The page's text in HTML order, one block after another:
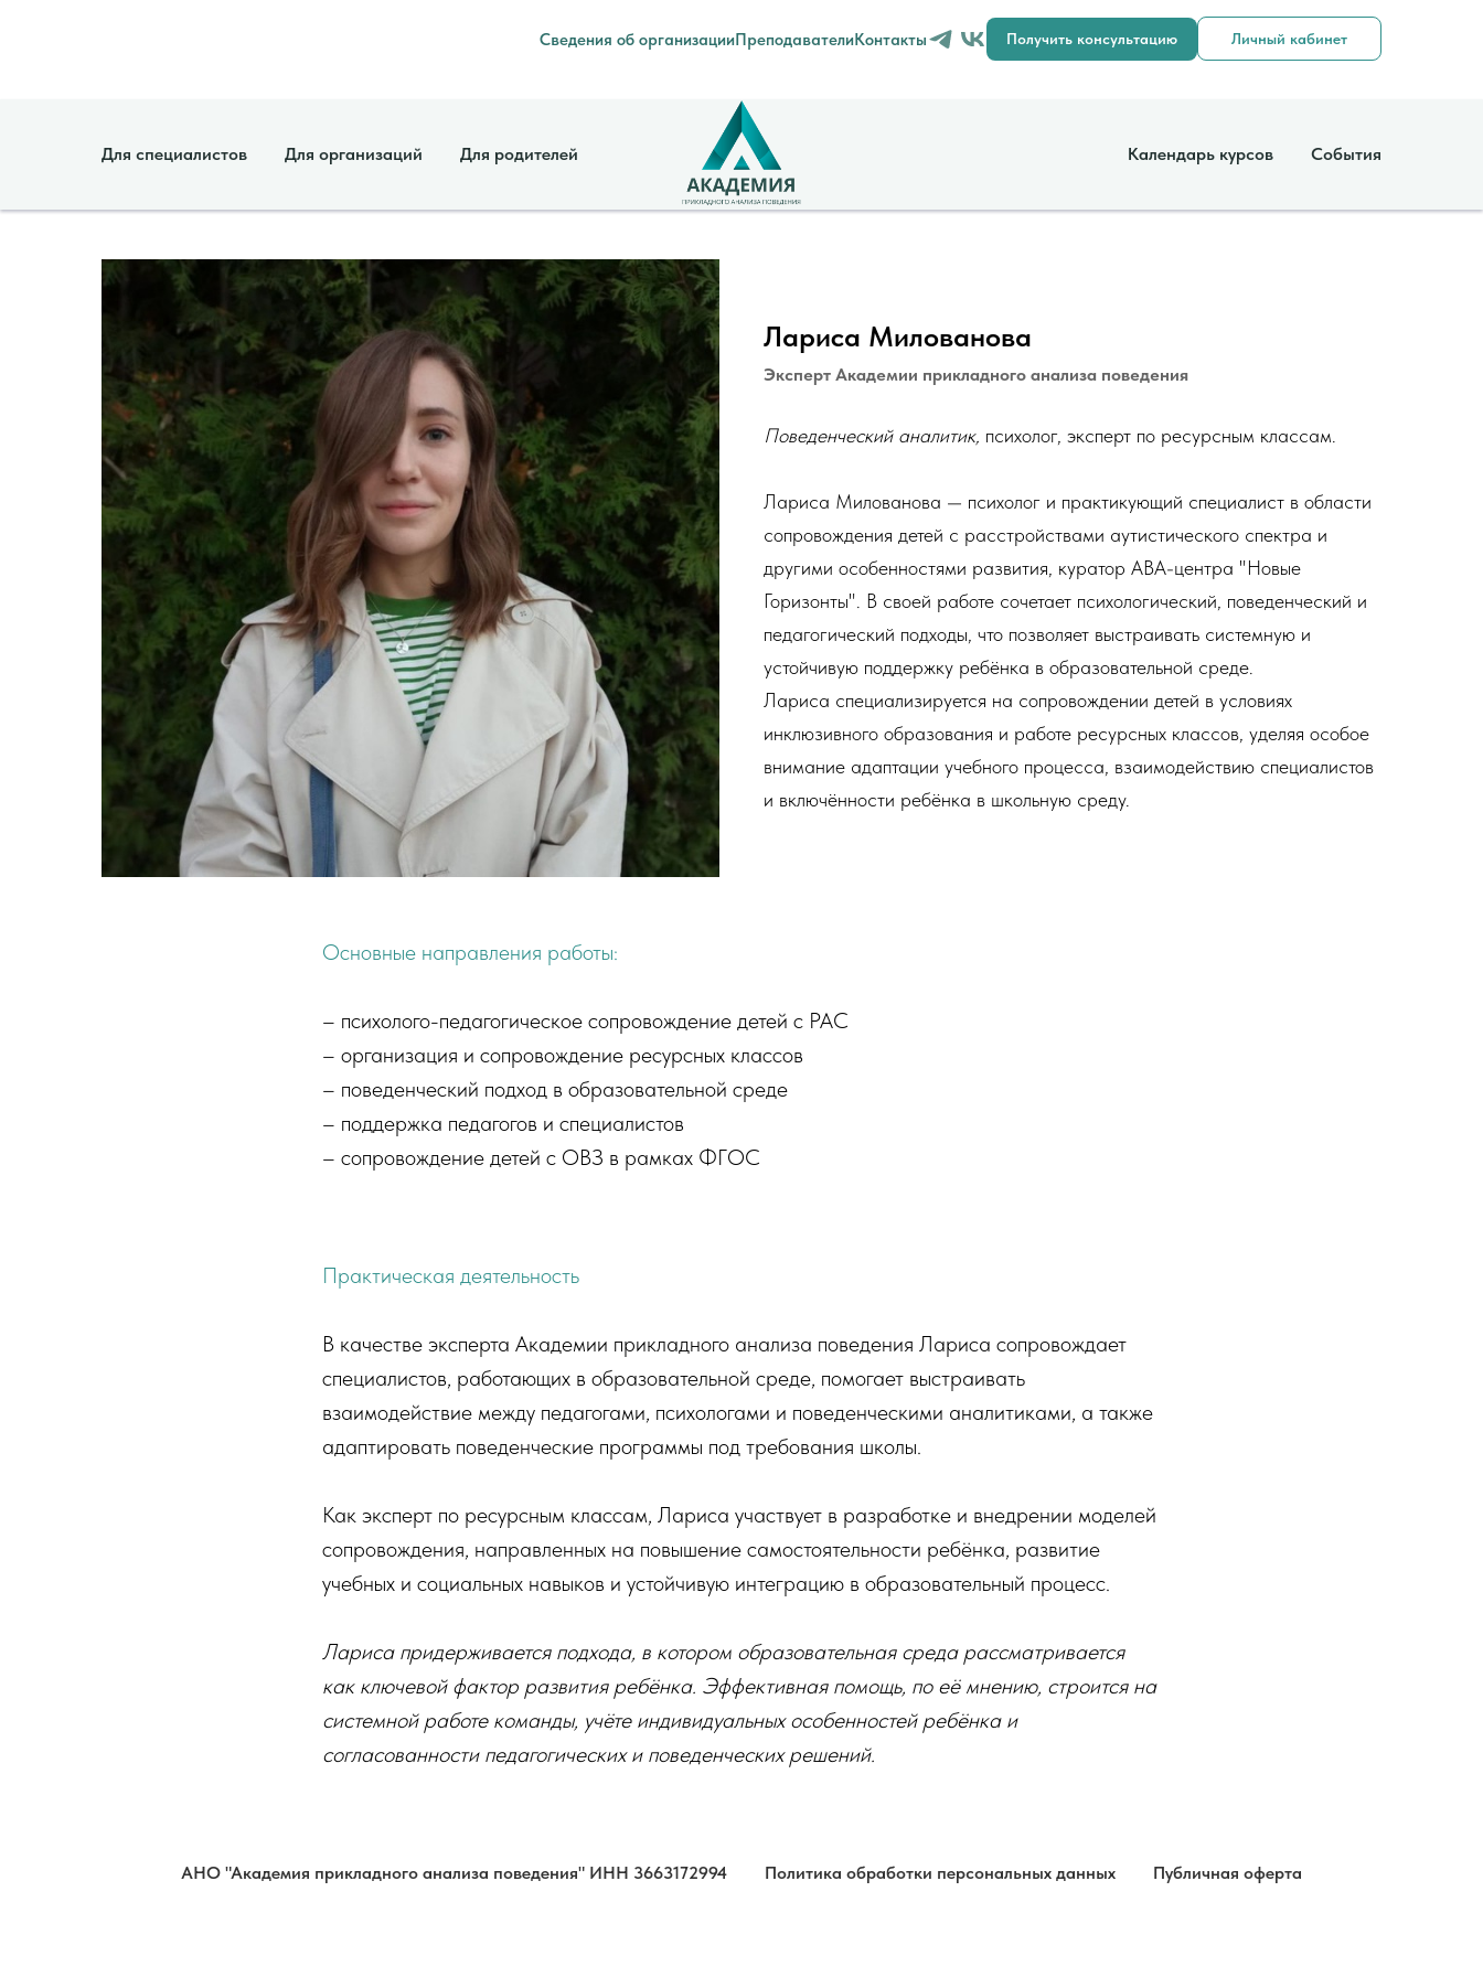
Сведения об организацииПреподавателиКонтакты Получить консультацию Личный кабинет
Для специалистов Для организаций Для родителей Календарь курсов События
Лариса Милованова
Эксперт Академии прикладного анализа поведения
Поведенческий аналитик, психолог, эксперт по ресурсным классам.
Лариса Милованова — психолог и практикующий специалист в области
сопровождения детей с расстройствами аутистического спектра и
другими особенностями развития, куратор АВА-центра "Новые
Горизонты". В своей работе сочетает психологический, поведенческий и
педагогический подходы, что позволяет выстраивать системную и
устойчивую поддержку ребёнка в образовательной среде.
Лариса специализируется на сопровождении детей в условиях
инклюзивного образования и работе ресурсных классов, уделяя особое
внимание адаптации учебного процесса, взаимодействию специалистов
и включённости ребёнка в школьную среду.
Основные направления работы:
– психолого-педагогическое сопровождение детей с РАС
– организация и сопровождение ресурсных классов
– поведенческий подход в образовательной среде
– поддержка педагогов и специалистов
– сопровождение детей с ОВЗ в рамках ФГОС
Практическая деятельность
В качестве эксперта Академии прикладного анализа поведения Лариса сопровождает
специалистов, работающих в образовательной среде, помогает выстраивать
взаимодействие между педагогами, психологами и поведенческими аналитиками, а также
адаптировать поведенческие программы под требования школы.
Как эксперт по ресурсным классам, Лариса участвует в разработке и внедрении моделей
сопровождения, направленных на повышение самостоятельности ребёнка, развитие
учебных и социальных навыков и устойчивую интеграцию в образовательный процесс.
Лариса придерживается подхода, в котором образовательная среда рассматривается
как ключевой фактор развития ребёнка. Эффективная помощь, по её мнению, строится на
системной работе команды, учёте индивидуальных особенностей ребёнка и
согласованности педагогических и поведенческих решений.
АНО "Академия прикладного анализа поведения" ИНН 3663172994 Политика обработки персональных данных Публичная оферта